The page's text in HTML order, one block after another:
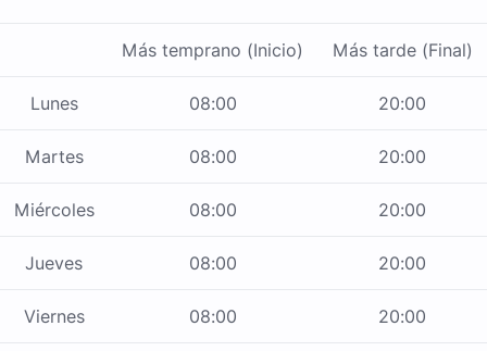
Más temprano (Inicio) Más tarde (Final)
Lunes 08:00 20:00
Martes 08:00 20:00
Miércoles 08:00 20:00
Jueves 08:00 20:00
Viernes 08:00 20:00